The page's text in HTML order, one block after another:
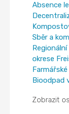
Absence
Sběr a
okrese
Bioodpad
Zobrazit